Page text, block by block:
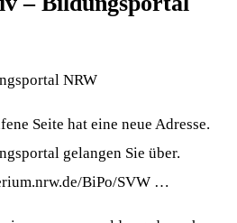
NRW
Seite hat eine neue Adresse.
gelangen Sie über.
BiPo/SVW …